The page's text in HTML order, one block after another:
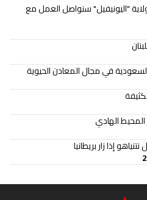
ولاية "اليونيفيل" سنواصل العمل مع
في مجال المعادن الحيوية
المحيط الهادي
إذا زار بريطانيا